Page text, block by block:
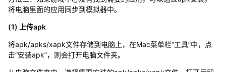
将电脑里面的应用同步到模拟器中。
(1) 上传apk
将apk/apks/xapk文件存储到电脑上，在Mac菜单栏“工具”中，点
击“安装apk”，则会打开电脑文件夹。